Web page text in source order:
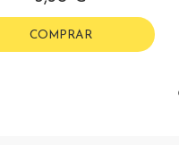
COMPRAR